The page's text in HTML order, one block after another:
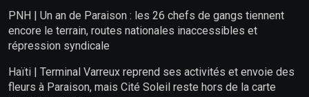
PNH | Un an de Paraison : les 26 chefs de gangs tiennent
encore le terrain, routes nationales inaccessibles et
répression syndicale
Haïti | Terminal Varreux reprend ses activités et envoie des
fleurs à Paraison, mais Cité Soleil reste hors de la carte